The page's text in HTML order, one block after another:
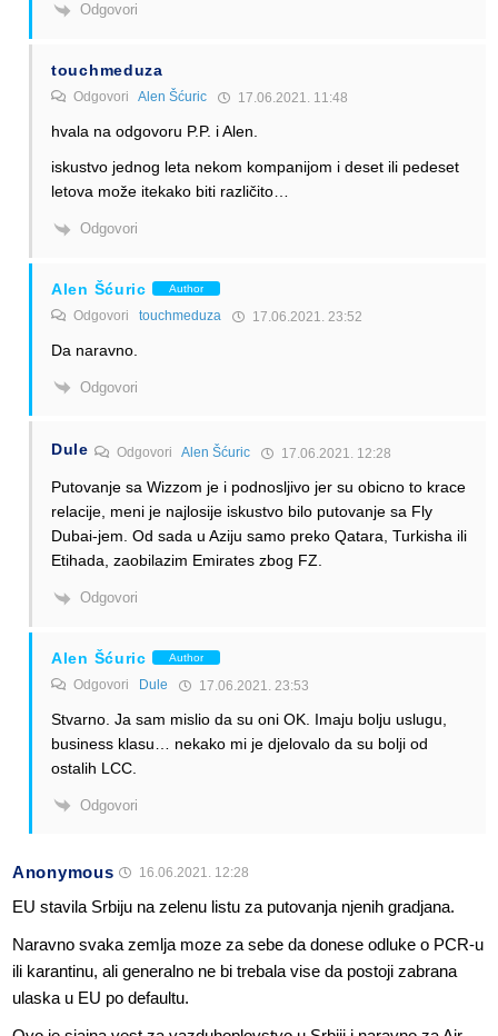
Odgovori
touchmeduza
Odgovori Alen Šćuric 17.06.2021. 11:48
hvala na odgovoru P.P. i Alen.
iskustvo jednog leta nekom kompanijom i deset ili pedeset
letova može itekako biti različito…
Odgovori
Alen Šćuric Author
Odgovori touchmeduza 17.06.2021. 23:52
Da naravno.
Odgovori
Dule Odgovori Alen Šćuric 17.06.2021. 12:28
Putovanje sa Wizzom je i podnosljivo jer su obicno to krace
relacije, meni je najlosije iskustvo bilo putovanje sa Fly
Dubai-jem. Od sada u Aziju samo preko Qatara, Turkisha ili
Etihada, zaobilazim Emirates zbog FZ.
Odgovori
Alen Šćuric Author
Odgovori Dule 17.06.2021. 23:53
Stvarno. Ja sam mislio da su oni OK. Imaju bolju uslugu,
business klasu… nekako mi je djelovalo da su bolji od
ostalih LCC.
Odgovori
Anonymous 16.06.2021. 12:28
EU stavila Srbiju na zelenu listu za putovanja njenih gradjana.
Naravno svaka zemlja moze za sebe da donese odluke o PCR-u
ili karantinu, ali generalno ne bi trebala vise da postoji zabrana
ulaska u EU po defaultu.